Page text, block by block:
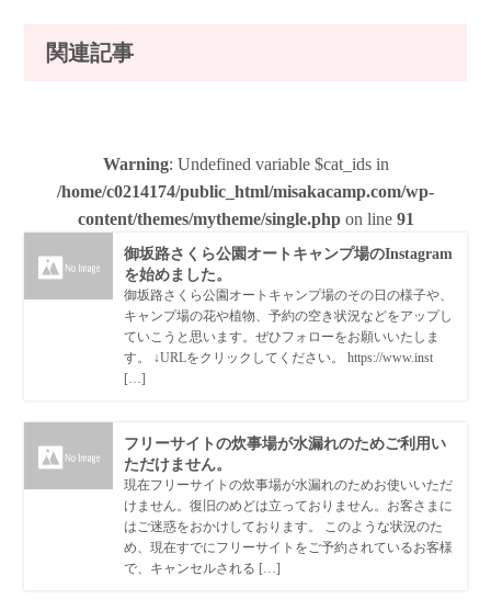
関連記事
Warning: Undefined variable $cat_ids in
/home/c0214174/public_html/misakacamp.com/wp-
content/themes/mytheme/single.phpon line 91
御坂路さくら公園オートキャンプ場のInstagram
を始めました。
御坂路さくら公園オートキャンプ場のその日の様子や、
キャンプ場の花や植物、予約の空き状況などをアップし
ていこうと思います。ぜひフォローをお願いいたしま
す。 ↓URLをクリックしてください。 https://www.inst
[…]
フリーサイトの炊事場が水漏れのためご利用い
ただけません。
現在フリーサイトの炊事場が水漏れのためお使いいただ
けません。復旧のめどは立っておりません。お客さまに
はご迷惑をおかけしております。 このような状況のた
め、現在すでにフリーサイトをご予約されているお客様
で、キャンセルされる […]